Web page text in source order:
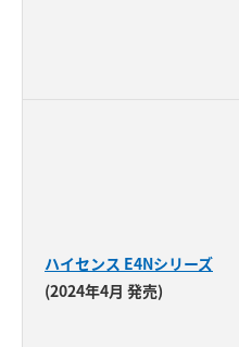
ハイセンス E4Nシリーズ
(2024年4月 発売)